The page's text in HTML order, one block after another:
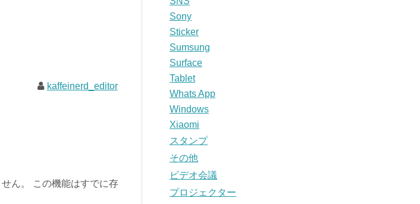
kaffeinerd_editor
ん。 この機能はすでに存
Sony
Sticker
Sumsung
Surface
Tablet
Whats App
Windows
Xiaomi
スタンプ
その他
ビデオ会議
プロジェクター